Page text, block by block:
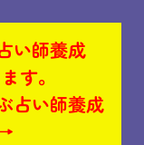
い師養成
す。
占い師養成